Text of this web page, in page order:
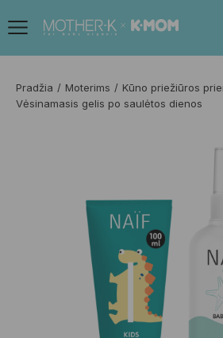
Pradžia Moterims Kūno priežiūros
Vėsinamasis gelis po saulėtos dienos